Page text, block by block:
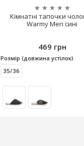
★ ★ ★ ★ ★
Кімнатні тапочки
Warmy Men сині
469 грн
Розмір (довжина устілок)
35/36